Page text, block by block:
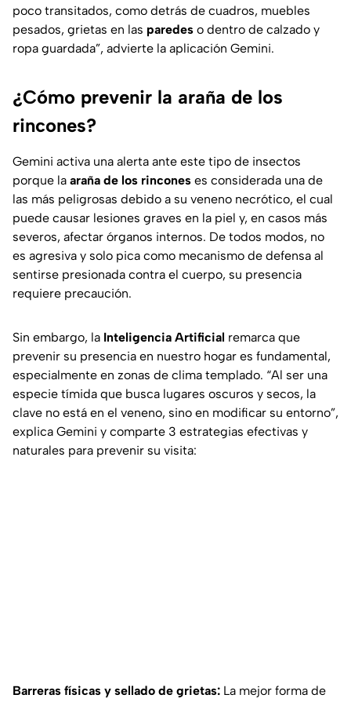
poco transitados, como detrás de cuadros, muebles
pesados, grietas en las paredes o dentro de calzado y
ropa guardada”, advierte la aplicación Gemini.
¿Cómo prevenir la araña de los
rincones?
Gemini activa una alerta ante este tipo de insectos
porque la araña de los rincones es considerada una de
las más peligrosas debido a su veneno necrótico, el cual
puede causar lesiones graves en la piel y, en casos más
severos, afectar órganos internos. De todos modos, no
es agresiva y solo pica como mecanismo de defensa al
sentirse presionada contra el cuerpo, su presencia
requiere precaución.
Sin embargo, la Inteligencia Artificial remarca que
prevenir su presencia en nuestro hogar es fundamental,
especialmente en zonas de clima templado. “Al ser una
especie tímida que busca lugares oscuros y secos, la
clave no está en el veneno, sino en modificar su entorno”,
explica Gemini y comparte 3 estrategias efectivas y
naturales para prevenir su visita:
Barreras físicas y sellado de grietas: La mejor forma de